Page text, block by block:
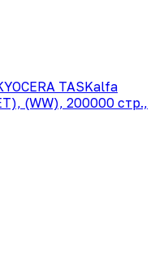
TASKalfa
(WW), 200000 стр.,